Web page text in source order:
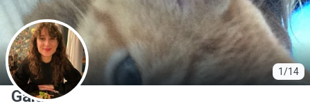
1/14
G
Gaia